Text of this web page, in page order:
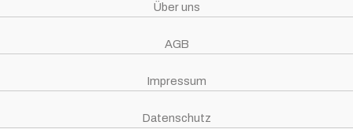
Über uns
AGB
Impressum
Datenschutz